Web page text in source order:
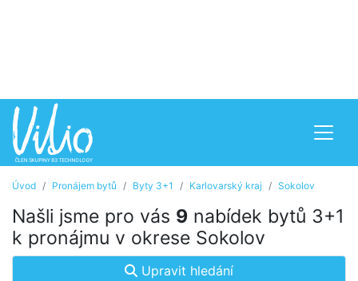
Úvod Pronájem bytů Byty 3+1 Karlovarský kraj Sokolov
Našli jsme pro vás 9 nabídek bytů 3+1
k pronájmu v okrese Sokolov
Upravit hledání